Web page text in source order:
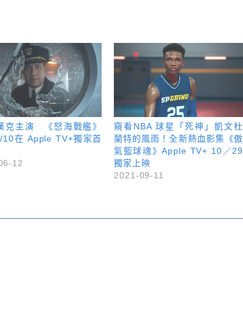
克主演 《怒海戰艦》
10在 Apple TV+獨家首
12
窺看NBA 球星「死神」凱文杜
蘭特的風雨！全新熱血影集《傲
氣籃球魂》Apple TV+ 10／29
獨家上映
2021-09-11